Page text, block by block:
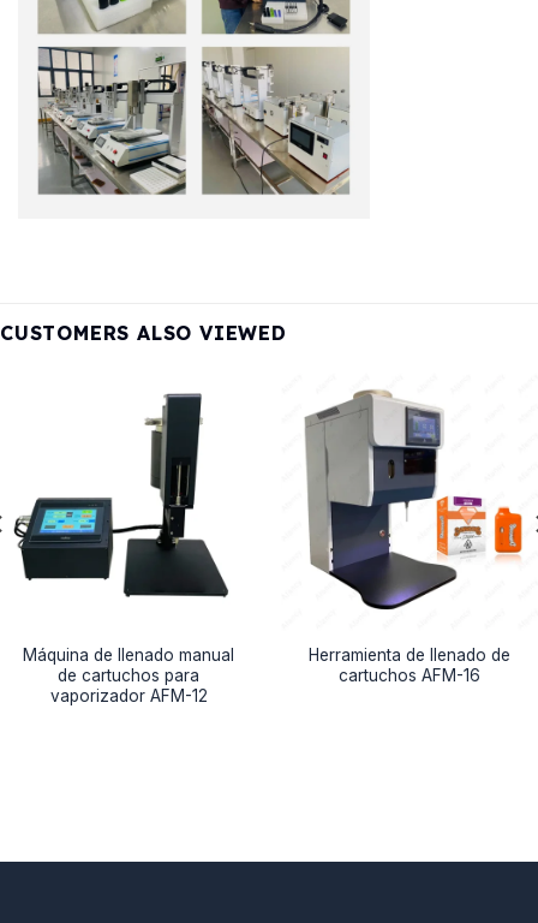
CUSTOMERS ALSO VIEWED
Máquina de llenado manual
de cartuchos para
vaporizador AFM-12
Herramienta de llenado de
cartuchos AFM-16